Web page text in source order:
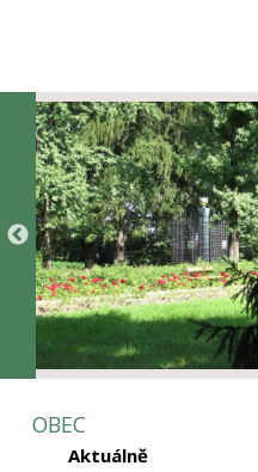
OBEC
Aktuálně